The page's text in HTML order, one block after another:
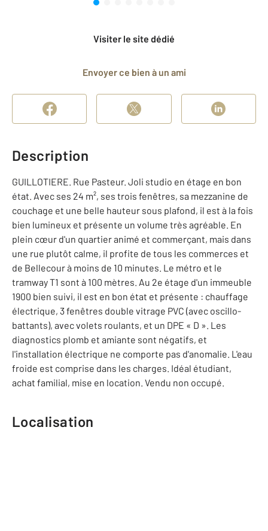
Visiter le site dédié
Envoyer ce bien à un ami
Description
GUILLOTIERE. Rue Pasteur. Joli studio en étage en bon
état. Avec ses 24 m², ses trois fenêtres, sa mezzanine de
couchage et une belle hauteur sous plafond, il est à la fois
bien lumineux et présente un volume très agréable. En
plein cœur d'un quartier animé et commerçant, mais dans
une rue plutôt calme, il profite de tous les commerces et
de Bellecour à moins de 10 minutes. Le métro et le
tramway T1 sont à 100 mètres. Au 2e étage d'un immeuble
1900 bien suivi, il est en bon état et présente : chauffage
électrique, 3 fenêtres double vitrage PVC (avec oscillo-
battants), avec volets roulants, et un DPE « D ». Les
diagnostics plomb et amiante sont négatifs, et
l'installation électrique ne comporte pas d'anomalie. L'eau
froide est comprise dans les charges. Idéal étudiant,
achat familial, mise en location. Vendu non occupé.
Localisation